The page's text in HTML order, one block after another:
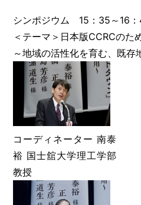
シンポジウム 15：35～16
＜テーマ＞日本版CCRCのた
～地域の活性化を育む、既存
コーディネーター 南泰
裕 国士舘大学理工学部
教授